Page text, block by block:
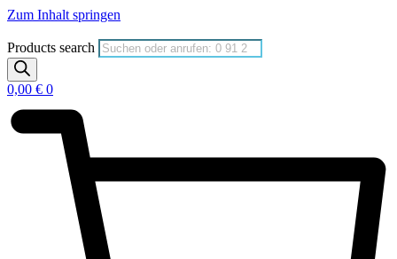
Zum Inhalt springen
Products search
0,00 € 0